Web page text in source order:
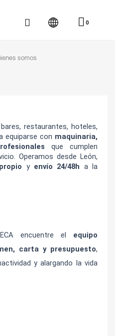
somos
restaurantes, hoteles,
equiparse con maquinaria,
que cumplen
Operamos desde León,
y envío 24/48h a la
encuentre el equipo
carta y presupuesto,
y alargando la vida